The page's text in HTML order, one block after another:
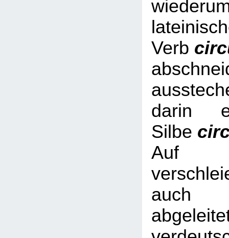
Verb
darin
Silbe
Auf
auch